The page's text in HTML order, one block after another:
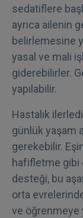
sedatiflere
ayrıca ailenin
belirlemesine
yasal ve mali
giderebilirler.
yapılabilir.
Hastalık
günlük yaşam
gerekebilir.
hafifletme gibi
desteği, bu
orta
ve öğrenmeye